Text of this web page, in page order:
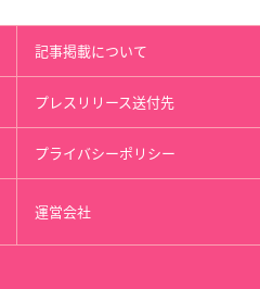
記事掲載について
プレスリリース送付先
プライバシーポリシー
運営会社